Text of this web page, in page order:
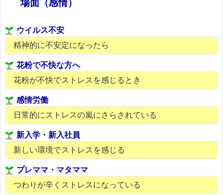
場面（感情）
ウイルス不安
精神的に不安定になったら
花粉で不快な方へ
花粉が不快でストレスを感じるとき
感情労働
日常的にストレスの嵐にさらされている
新入学・新入社員
新しい環境でストレスを感じる
プレママ・マタママ
つわりが辛くストレスになっている